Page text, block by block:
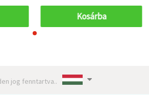
kb.
rózsaszín árnyalattal, kb.
Kosárba
jog fenntartva..